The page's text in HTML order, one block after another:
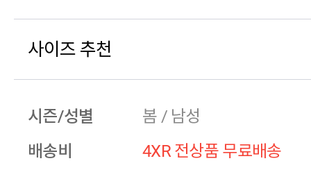
사이즈 추천
시즌/성별
봄 / 남성
배송비
4XR 전상품 무료배송